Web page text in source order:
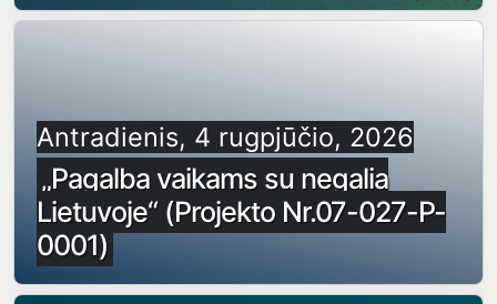
Antradienis, 4 rugpjūčio, 2026
„Pagalba vaikams su negalia
Lietuvoje“ (Projekto Nr.07-027-P-
0001)